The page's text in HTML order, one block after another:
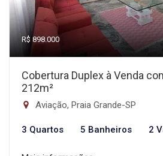
R$ 898.000
Cobertura Duplex à Venda
212m²
Aviação, Praia Grande-SP
3 Quartos 5 Banheiros 2